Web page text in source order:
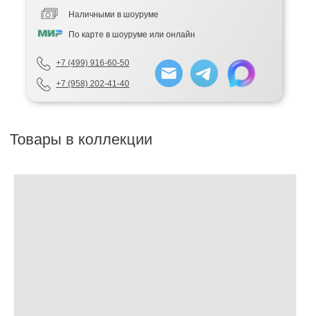
+7 (958) 202-41-40
+7 (499) 916-60-50
Наличными в шоуруме
По карте в шоуруме или онлайн